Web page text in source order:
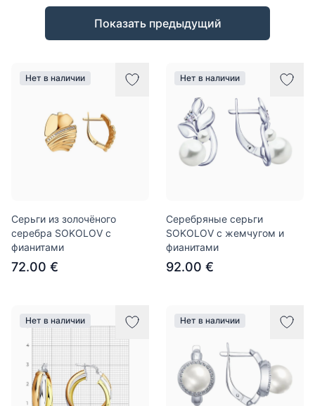
Товары
Показать предыдущий
Нет в наличии
Серьги из золочёного
серебра SOKOLOV с
фианитами
72.00 €
Нет в наличии
Серебряные серьги
SOKOLOV с жемчугом и
фианитами
92.00 €
Нет в наличии Нет в наличии